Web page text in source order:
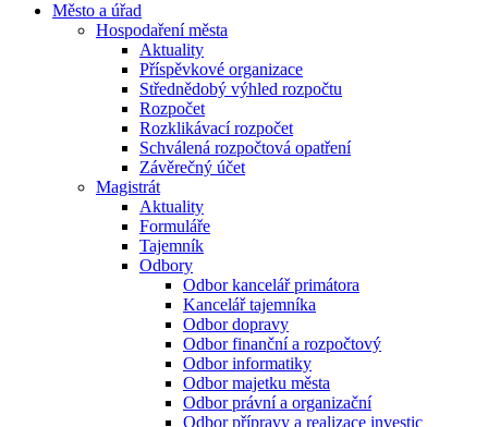
Město a úřad
Hospodaření města
Aktuality
Příspěvkové organizace
Střednědobý výhled rozpočtu
Rozpočet
Rozklikávací rozpočet
Schválená rozpočtová opatření
Závěrečný účet
Magistrát
Aktuality
Formuláře
Tajemník
Odbory
Odbor kancelář primátora
Kancelář tajemníka
Odbor dopravy
Odbor finanční a rozpočtový
Odbor informatiky
Odbor majetku města
Odbor právní a organizační
Odbor přípravy a realizace investic